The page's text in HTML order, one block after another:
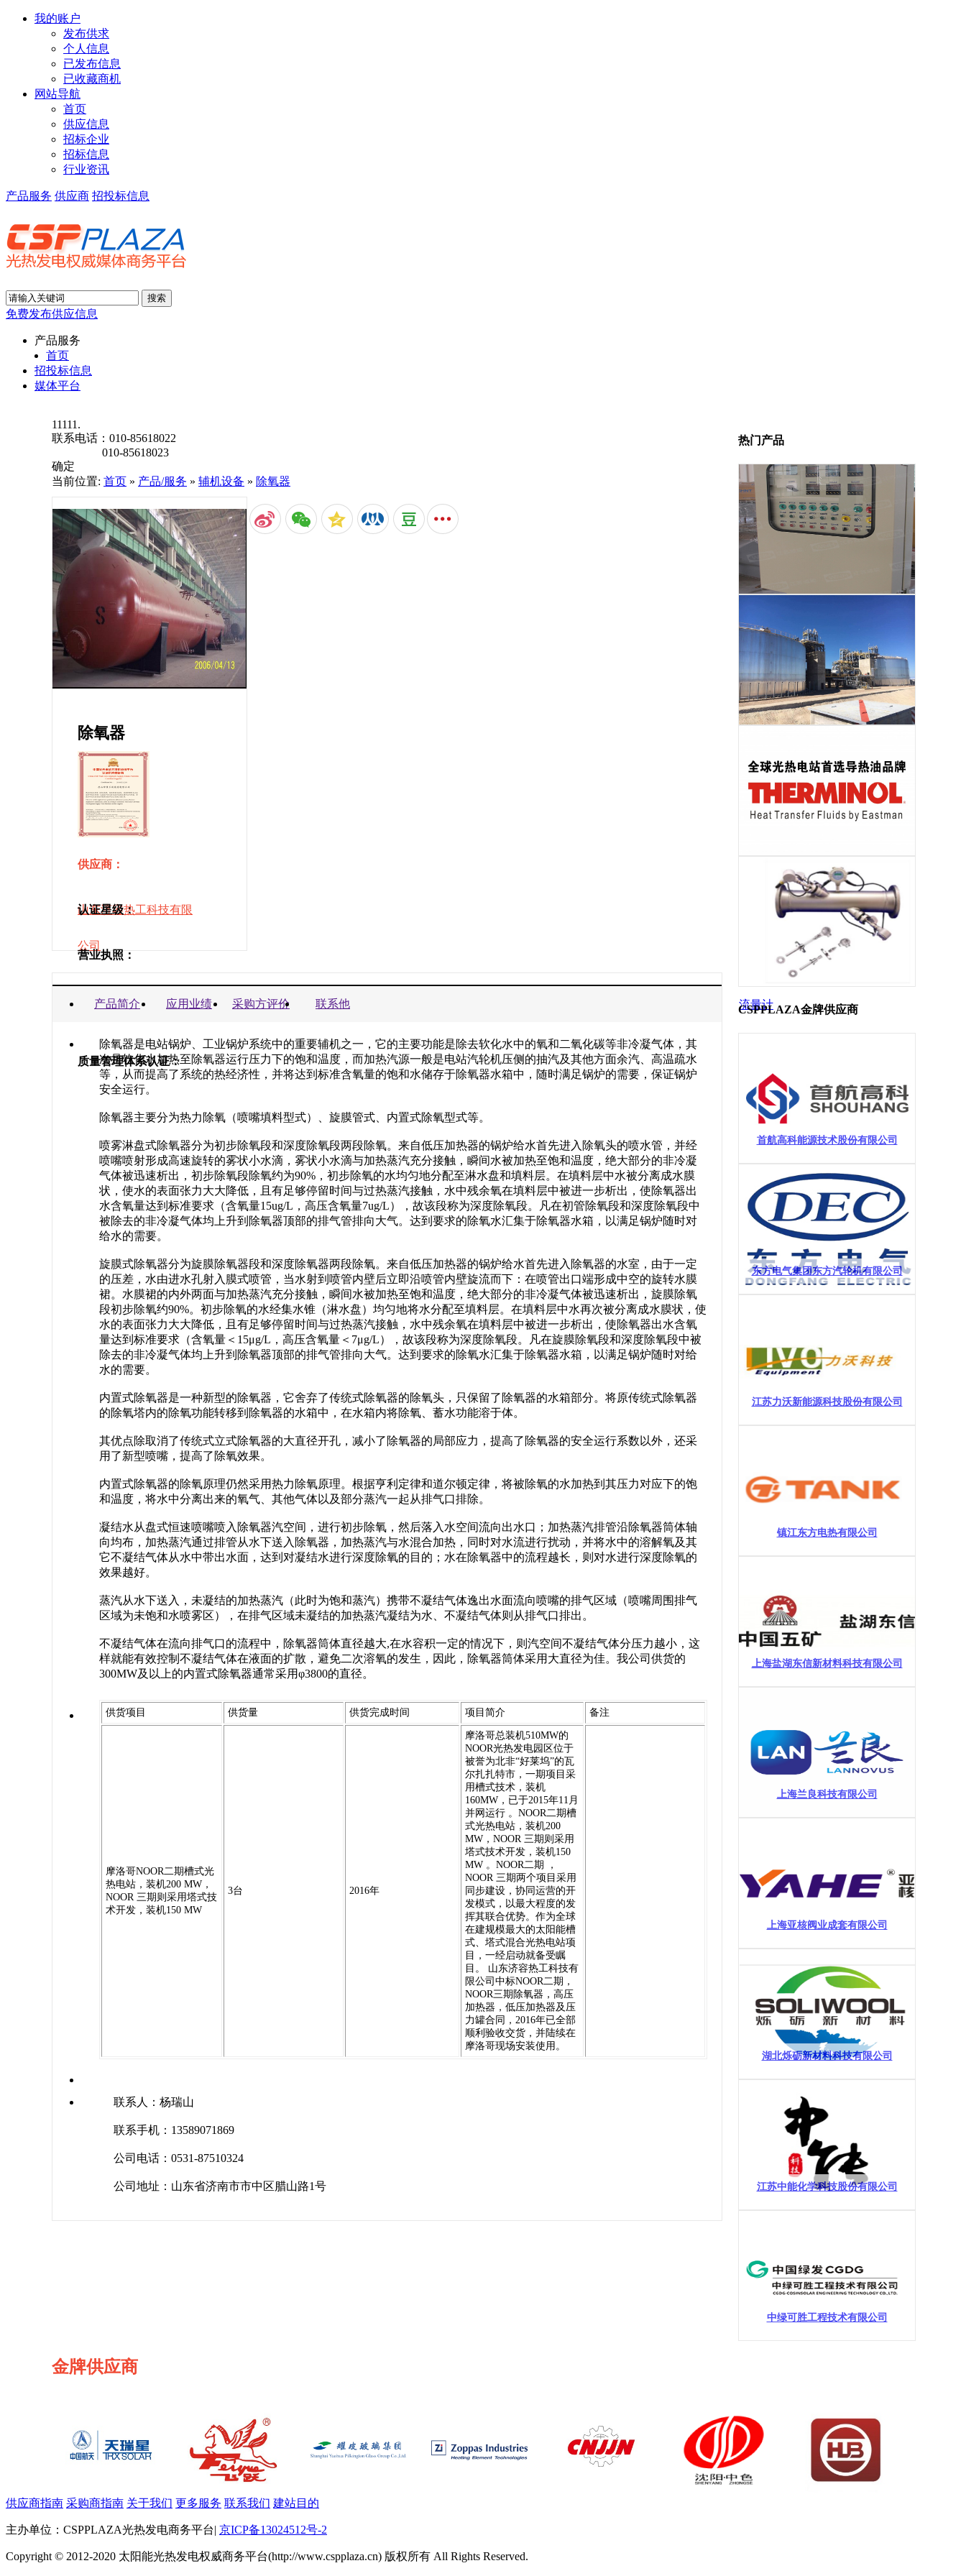
我的账户
发布供求
个人信息
已发布信息
已收藏商机
网站导航
首页
供应信息
招标企业
招标信息
行业资讯
产品服务 供应商 招投标信息
免费发布供应信息
产品服务
首页
招投标信息
媒体平台
热门产品
流量计
CSPPLAZA金牌供应商
首航高科能源技术股份有限公司
东方电气集团东方汽轮机有限公司
江苏力沃新能源科技股份有限公司
镇江东方电热有限公司
上海盐湖东信新材料科技有限公司
上海兰良科技有限公司
上海亚核阀业成套有限公司
湖北烁砺新材料科技有限公司
江苏中能化学科技股份有限公司
中绿可胜工程技术有限公司
11111.
联系电话： 010-85618022
010-85618023
确定
当前位置: 首页 » 产品/服务 » 辅机设备 » 除氧器
除氧器
供应商：
山东济容热工科技有限
公司
认证星级：
营业执照：
商业信誉承诺书：
质量管理体系认证：
产品简介 应用业绩 采购方评价 联系他
除氧器是电站锅炉、工业锅炉系统中的重要辅机之一，它的主要功能是除去软化水中的氧和二氧化碳等非冷凝气体，其
次是软化水加热至除氧器运行压力下的饱和温度，而加热汽源一般是电站汽轮机压侧的抽汽及其他方面余汽、高温疏水
等，从而提高了系统的热经济性，并将达到标准含氧量的饱和水储存于除氧器水箱中，随时满足锅炉的需要，保证锅炉
安全运行。
除氧器主要分为热力除氧（喷嘴填料型式）、旋膜管式、内置式除氧型式等。
喷雾淋盘式除氧器分为初步除氧段和深度除氧段两段除氧。来自低压加热器的锅炉给水首先进入除氧头的喷水管，并经
喷嘴喷射形成高速旋转的雾状小水滴，雾状小水滴与加热蒸汽充分接触，瞬间水被加热至饱和温度，绝大部分的非冷凝
气体被迅速析出，初步除氧段除氧约为90%，初步除氧的水均匀地分配至淋水盘和填料层。在填料层中水被分离成水膜
状，使水的表面张力大大降低，且有足够停留时间与过热蒸汽接触，水中残余氧在填料层中被进一步析出，使除氧器出
水含氧量达到标准要求（含氧量15ug/L，高压含氧量7ug/L），故该段称为深度除氧段。凡在初管除氧段和深度除氧段中
被除去的非冷凝气体均上升到除氧器顶部的排气管排向大气。达到要求的除氧水汇集于除氧器水箱，以满足锅炉随时对
给水的需要。
旋膜式除氧器分为旋膜除氧器段和深度除氧器两段除氧。来自低压加热器的锅炉给水首先进入除氧器的水室，由于一定
的压差，水由进水孔射入膜式喷管，当水射到喷管内壁后立即沿喷管内壁旋流而下：在喷管出口端形成中空的旋转水膜
裙。水膜裙的内外两面与加热蒸汽充分接触，瞬间水被加热至饱和温度，绝大部分的非冷凝气体被迅速析出，旋膜除氧
段初步除氧约90%。初步除氧的水经集水锥（淋水盘）均匀地将水分配至填料层。在填料层中水再次被分离成水膜状，使
水的表面张力大大降低，且有足够停留时间与过热蒸汽接触，水中残余氧在填料层中被进一步析出，使除氧器出水含氧
量达到标准要求（含氧量＜15μg/L，高压含氧量＜7μg/L），故该段称为深度除氧段。凡在旋膜除氧段和深度除氧段中被
除去的非冷凝气体均上升到除氧器顶部的排气管排向大气。达到要求的除氧水汇集于除氧器水箱，以满足锅炉随时对给
水的需要。
内置式除氧器是一种新型的除氧器，它舍弃了传统式除氧器的除氧头，只保留了除氧器的水箱部分。将原传统式除氧器
的除氧塔内的除氧功能转移到除氧器的水箱中，在水箱内将除氧、蓄水功能溶于体。
其优点除取消了传统式立式除氧器的大直径开孔，减小了除氧器的局部应力，提高了除氧器的安全运行系数以外，还采
用了新型喷嘴，提高了除氧效果。
内置式除氧器的除氧原理仍然采用热力除氧原理。根据亨利定律和道尔顿定律，将被除氧的水加热到其压力对应下的饱
和温度，将水中分离出来的氧气、其他气体以及部分蒸汽一起从排气口排除。
凝结水从盘式恒速喷嘴喷入除氧器汽空间，进行初步除氧，然后落入水空间流向出水口；加热蒸汽排管沿除氧器筒体轴
向均布，加热蒸汽通过排管从水下送入除氧器，加热蒸汽与水混合加热，同时对水流进行扰动，并将水中的溶解氧及其
它不凝结气体从水中带出水面，达到对凝结水进行深度除氧的目的；水在除氧器中的流程越长，则对水进行深度除氧的
效果越好。
蒸汽从水下送入，未凝结的加热蒸汽（此时为饱和蒸汽）携带不凝结气体逸出水面流向喷嘴的排气区域（喷嘴周围排气
区域为未饱和水喷雾区），在排气区域未凝结的加热蒸汽凝结为水、不凝结气体则从排气口排出。
不凝结气体在流向排气口的流程中，除氧器筒体直径越大,在水容积一定的情况下，则汽空间不凝结气体分压力越小，这
样就能有效控制不凝结气体在液面的扩散，避免二次溶氧的发生，因此，除氧器筒体采用大直径为佳。我公司供货的
300MW及以上的内置式除氧器通常采用φ3800的直径。
供货项目 供货量 供货完成时间 项目简介 备注
摩洛哥NOOR二期槽式光
热电站，装机200 MW，
NOOR 三期则采用塔式技
术开发，装机150 MW
3台 2016年
摩洛哥总装机510MW的
NOOR光热发电园区位于
被誉为北非“好莱坞”的瓦
尔扎扎特市，一期项目采
用槽式技术，装机
160MW，已于2015年11月
并网运行 。NOOR二期槽
式光热电站，装机200
MW，NOOR 三期则采用
塔式技术开发，装机150
MW 。NOOR二期 ，
NOOR 三期两个项目采用
同步建设，协同运营的开
发模式，以最大程度的发
挥其联合优势。作为全球
在建规模最大的太阳能槽
式、塔式混合光热电站项
目，一经启动就备受瞩
目。 山东济容热工科技有
限公司中标NOOR二期，
NOOR三期除氧器，高压
加热器，低压加热器及压
力罐合同，2016年已全部
顺利验收交货，并陆续在
摩洛哥现场安装使用。
联系人：杨瑞山
联系手机：13589071869
公司电话：0531-87510324
公司地址：山东省济南市市中区腊山路1号
金牌供应商
供应商指南 采购商指南 关于我们 更多服务 联系我们 建站目的
主办单位：CSPPLAZA光热发电商务平台| 京ICP备13024512号-2
Copyright © 2012-2020 太阳能光热发电权威商务平台(http://www.cspplaza.cn) 版权所有 All Rights Reserved.